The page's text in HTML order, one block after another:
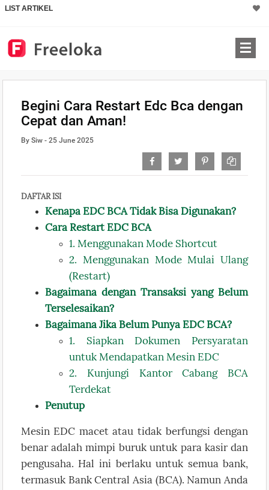
LIST ARTIKEL
Begini Cara Restart Edc Bca dengan
Cepat dan Aman!
By Siw - 25 June 2025
DAFTAR ISI
Kenapa EDC BCA Tidak Bisa Digunakan?
Cara Restart EDC BCA
1. Menggunakan Mode Shortcut
2. Menggunakan Mode Mulai Ulang
(Restart)
Bagaimana dengan Transaksi yang Belum
Terselesaikan?
Bagaimana Jika Belum Punya EDC BCA?
1. Siapkan Dokumen Persyaratan
untuk Mendapatkan Mesin EDC
2. Kunjungi Kantor Cabang BCA
Terdekat
Penutup
Mesin EDC macet atau tidak berfungsi dengan
benar adalah mimpi buruk untuk para kasir dan
pengusaha. Hal ini berlaku untuk semua bank,
termasuk Bank Central Asia (BCA). Namun Anda